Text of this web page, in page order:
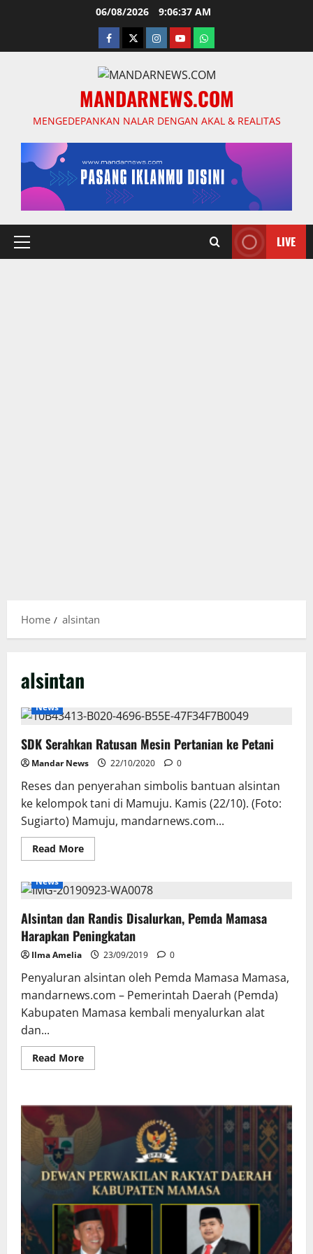
06/08/2026 9:06:37 AM
facebooktwitterinstagram.com
youtubewhatsapp
MANDARNEWS.COM
MENGEDEPANKAN NALAR DENGAN AKAL & REALITAS
Primary
LIVE
Home alsintan
alsintan
News
SDK Serahkan Ratusan Mesin Pertanian ke Petani
Mandar News 22/10/2020 0
Reses dan penyerahan simbolis bantuan alsintan
ke kelompok tani di Mamuju. Kamis (22/10). (Foto:
Sugiarto) Mamuju, mandarnews.com...
Read MoreRead
more
Serahkan
Ratusan
Pertanian
ke
Petani
News
Alsintan dan Randis Disalurkan, Pemda Mamasa
Harapkan Peningkatan
Ilma Amelia 23/09/2019 0
Penyaluran alsintan oleh Pemda Mamasa Mamasa,
mandarnews.com – Pemerintah Daerah (Pemda)
Kabupaten Mamasa kembali menyalurkan alat
dan...
Read MoreRead
more
Randis
Disalurkan,
Pemda
Harapkan
Peningkatan